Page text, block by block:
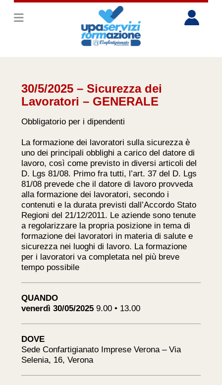
30/5/2025 – Sicurezza dei
Lavoratori – GENERALE
Obbligatorio per i dipendenti
La formazione dei lavoratori sulla sicurezza è
uno dei principali obblighi a carico del datore di
lavoro, così come previsto in diversi articoli del
D. Lgs 81/08. Primo fra tutti, l’art. 37 del D. Lgs
81/08 prevede che il datore di lavoro provveda
alla formazione dei lavoratori, secondo i
contenuti e la durata previsti dall’Accordo Stato
Regioni del 21/12/2011. Le aziende sono tenute
a regolarizzare la propria posizione in tema di
formazione dei lavoratori in materia di salute e
sicurezza nei luoghi di lavoro. La formazione
per i lavoratori va completata nel più breve
tempo possibile
QUANDO
venerdì 30/05/2025 9.00 • 13.00
DOVE
Sede Confartigianato Imprese Verona – Via
Selenia, 16, Verona